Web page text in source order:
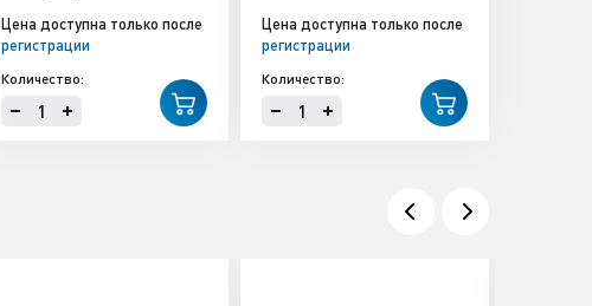
Цена доступна только после
регистрации
Количество:
Цена доступна только после
регистрации
Количество: